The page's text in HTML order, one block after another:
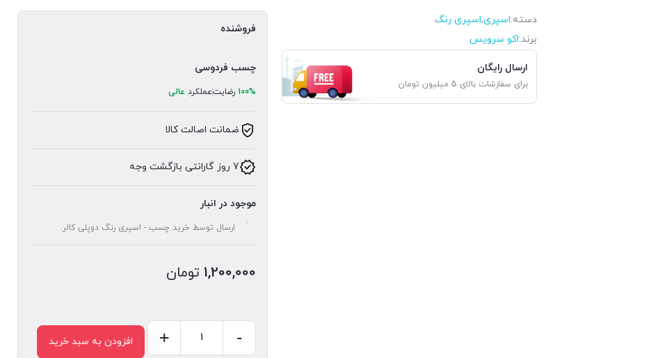
دسته:اسپری,اسپری رنگ
برند:اکو سرویس
ارسال رایگان
برای سفارشات بالای 5 میلیون تومان
فروشنده
چسب فردوسی
100% رضایتعملکرد عالی
ضمانت اصالت کالا
7 روز گارانتی بازگشت وجه
موجود در انبار
ارسال توسط خرید چسب - اسپری رنگ دوپلی کالر.
1,200,000 تومان
-
+ افزودن به سبد خرید